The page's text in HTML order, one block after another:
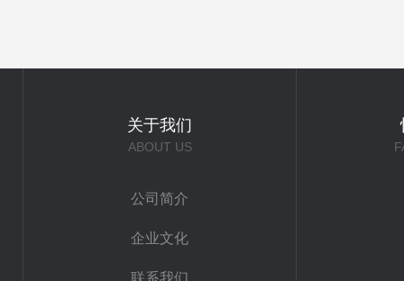
关于我们
ABOUT US
公司简介
企业文化
联系我们